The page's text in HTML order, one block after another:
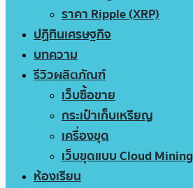
ราคา Ripple (XRP)
ปฏิทินเศรษฐกิจ
บทความ
รีวิวผลิตภัณฑ์
เว็บซื้อขาย
กระเป๋าเก็บเหรียญ
เครื่องขุด
เว็บขุดแบบ Cloud Mining
ห้องเรียน